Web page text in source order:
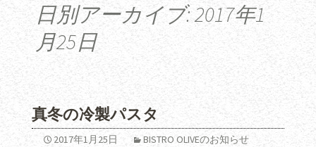
日別アーカイブ: 2017年1
月25日
真冬の冷製パスタ
2017年1月25日
BISTRO OLIVEのお知らせ